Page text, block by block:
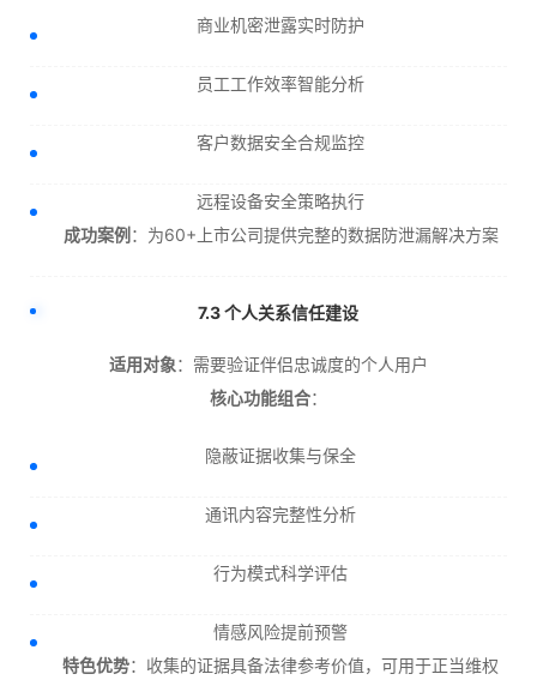
商业机密泄露实时防护
员工工作效率智能分析
客户数据安全合规监控
远程设备安全策略执行
成功案例 ：为60+上市公司提供完整的数据防泄漏解决方案
7.3 个人关系信任建设
适用对象：需要验证伴侣忠诚度的个人用户
核心功能组合：
隐蔽证据收集与保全
通讯内容完整性分析
行为模式科学评估
情感风险提前预警
特色优势：收集的证据具备法律参考价值，可用于正当维权